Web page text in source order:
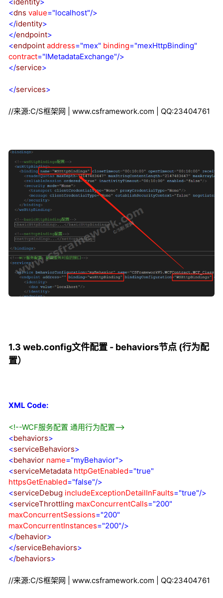
<dns value="localhost"/>
</identity>
</endpoint>
<endpoint address="mex" binding="mexHttpBinding"
contract="IMetadataExchange"/>
</service>
</services>
//来源:C/S框架网 | www.csframework.com | QQ:23404761
1.3 web.config文件配置 - behaviors节点 (行为配
置）
XML Code:
<!--WCF服务配置 通用行为配置-->
<behaviors>
<serviceBehaviors>
<behavior name="myBehavior">
<serviceMetadata httpGetEnabled="true"
httpsGetEnabled="false"/>
<serviceDebug includeExceptionDetailInFaults="true"/>
<serviceThrottling maxConcurrentCalls="200"
maxConcurrentSessions="200"
maxConcurrentInstances="200"/>
</behavior>
</serviceBehaviors>
</behaviors>
//来源:C/S框架网 | www.csframework.com | QQ:23404761